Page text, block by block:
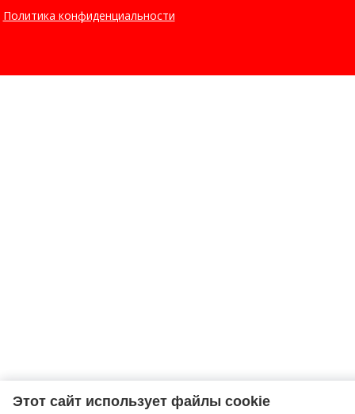
Политика конфиденциальности
Этот сайт использует файлы cookie